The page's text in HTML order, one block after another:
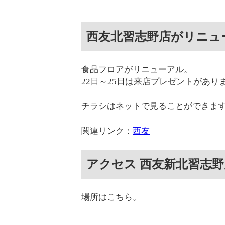
西友北習志野店がリニュ
食品フロアがリニューアル。
22日～25日は来店プレゼントがあり
チラシはネットで見ることができます
関連リンク： 西友
アクセス 西友新北習志
場所はこちら。